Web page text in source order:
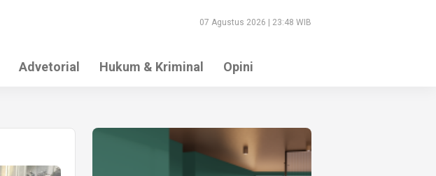
07 Agustus 2026 | 23:48 WIB
Advetorial Hukum & Kriminal Opini